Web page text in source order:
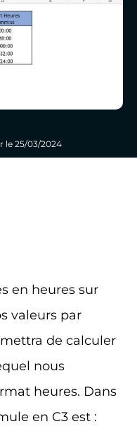
le 25/03/2024
en heures sur
valeurs par
de calculer
nous
heures. Dans
en C3 est :